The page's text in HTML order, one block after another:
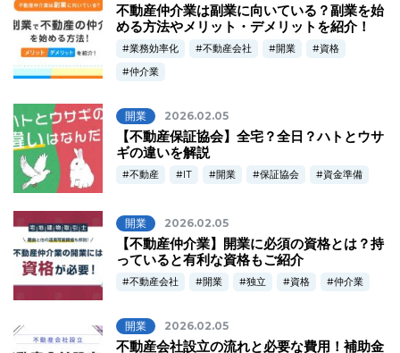
不動産仲介業は副業に向いている？副業を始
める方法やメリット・デメリットを紹介！
業務効率化 不動産会社 開業
資格
仲介業
開業 2026.02.05
【不動産保証協会】全宅？全日？ハトとウサ
ギの違いを解説
不動産 IT 開業 保証協会 資金準備
開業 2026.02.05
【不動産仲介業】開業に必須の資格とは？持
っていると有利な資格もご紹介
不動産会社 開業 独立 資格 仲介業
開業 2026.02.05
不動産会社設立の流れと必要な費用！補助金